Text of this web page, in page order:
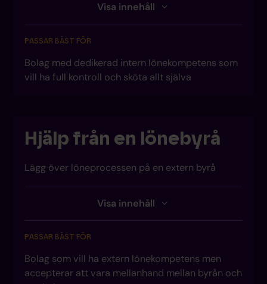
Fungerar bara för tjänstemannabolag
Visa innehåll
Full kontroll över löneprocessen
Flexibelt och anpassningsbart
Lägre månadskostnad (om man räknar bort
Kräver ofta flera olika försystem
Hela månadscykeln ligger på en intern
person
Fel upptäcks i slutet av månaden när det
Kräver intern lönekompetens för avtal och
tolkningar
PASSAR BÄST FÖR
Bolag med dedikerad intern lönekompetens som
vill ha full kontroll och sköta allt själva
Hjälp från en lönebyrå
Lägg över löneprocessen på en extern byrå
Visa innehåll
Tillgång till lönekompetens och expertis
Låg intern belastning på systemsidan
Trygghet i rutiner och compliance
PASSAR BÄST FÖR
Bolag som vill ha extern lönekompetens men
accepterar att vara mellanhand mellan byrån och